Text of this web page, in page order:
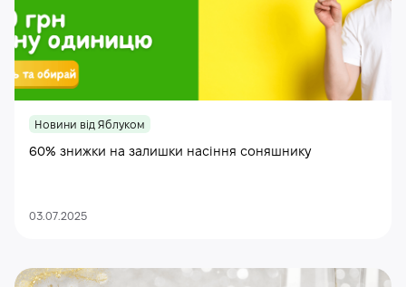
Новини від Яблуком
60% знижки на залишки насіння соняшнику
03.07.2025